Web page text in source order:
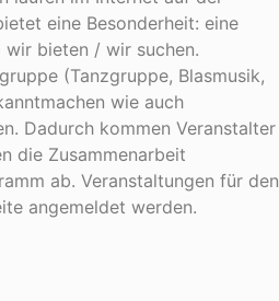
eine Besonderheit: eine
bieten / wir suchen.
(Tanzgruppe, Blasmusik,
wie auch
Dadurch kommen Veranstalter
die Zusammenarbeit
ab. Veranstaltungen für den
angemeldet werden.